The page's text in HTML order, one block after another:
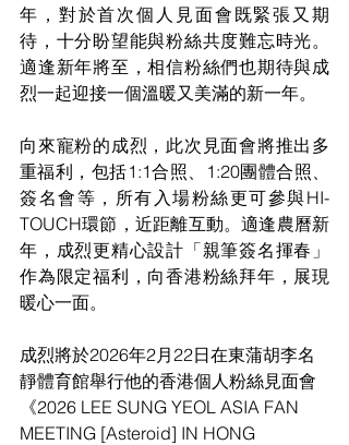
年，對於首次個人見面會既緊張又期
待，十分盼望能與粉絲共度難忘時光。
適逢新年將至，相信粉絲們也期待與成
烈一起迎接一個溫暖又美滿的新一年。
向來寵粉的成烈，此次見面會將推出多
重福利，包括1:1合照、1:20團體合照、
簽名會等，所有入場粉絲更可參與HI-
TOUCH環節，近距離互動。適逢農曆新
年，成烈更精心設計「親筆簽名揮春」
作為限定福利，向香港粉絲拜年，展現
暖心一面。
成烈將於2026年2月22日在東蒲胡李名
靜體育館舉行他的香港個人粉絲見面會
《2026 LEE SUNG YEOL ASIA FAN
MEETING [Asteroid] IN HONG